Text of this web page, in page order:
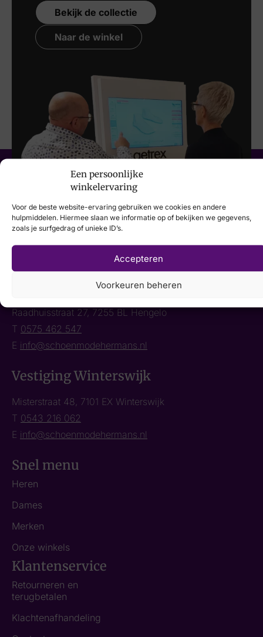
Een persoonlijke
winkelervaring
Voor de beste website-ervaring gebruiken we cookies en andere
hulpmiddelen. Hiermee slaan we informatie op of bekijken we gegevens,
zoals je surfgedrag of unieke ID’s.
Accepteren
Voorkeuren beheren
Bekijk de collectie
Naar de winkel
Vestiging Hengelo
Raadhuisstraat 27, 7255 BL Hengelo
T 0575 462 547
E info@schoenmodehermans.nl
Vestiging Winterswijk
Misterstraat 48, 7101 EX Winterswijk
T 0543 216 062
E info@schoenmodehermans.nl
Snel menu
Heren
Dames
Merken
Onze winkels
Klantenservice
Retourneren en
terugbetalen
Klachtenafhandeling